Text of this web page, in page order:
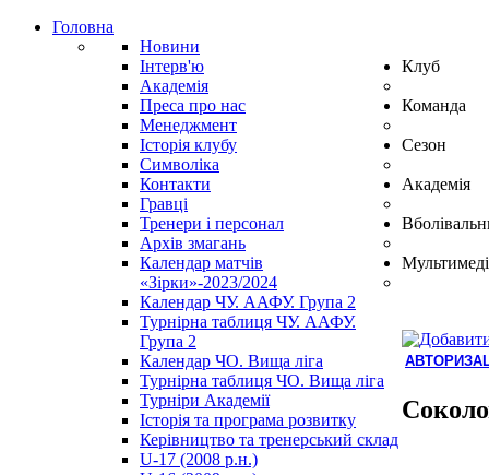
Головна
Новини
Інтерв'ю
Академія
Преса про нас
Клуб
Менеджмент
Історія клубу
Символіка
Контакти
Команда
Гравці
Тренери і персонал
Архів змагань
Сезон
Календар матчів
«Зірки»-2023/2024
Календар ЧУ. ААФУ. Група 2
Турнірна таблиця ЧУ. ААФУ.
Група 2
Календар ЧО. Вища ліга
Турнірна таблиця ЧО. Вища ліга
Академія
Турніри Академії
Історія та програма розвитку
Керівництво та тренерський склад
U-17 (2008 р.н.)